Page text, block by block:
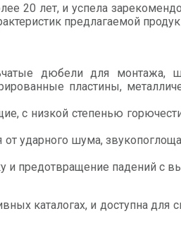
20 лет, и успела
предлагаемой
дюбели для монтажа,
пластины,
с низкой степенью
от ударного шума,
и предотвращение падений с
каталогах, и доступна